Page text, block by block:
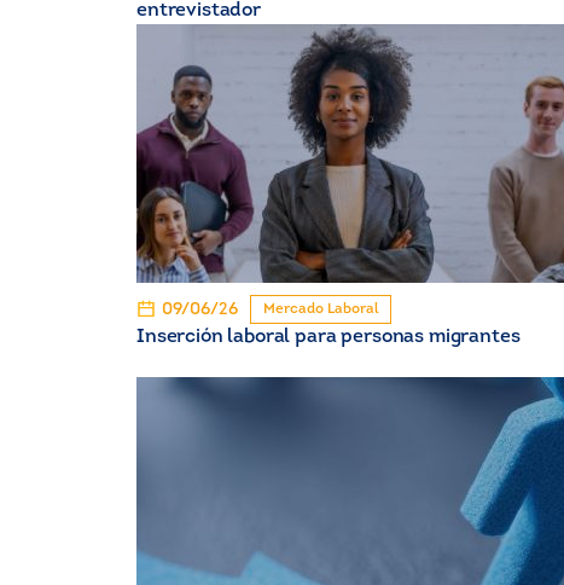
entrevistador
09/06/26 Mercado Laboral
Inserción laboral para personas migrantes